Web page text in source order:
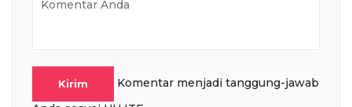
Kirim
Komentar menjadi tanggung-jawab